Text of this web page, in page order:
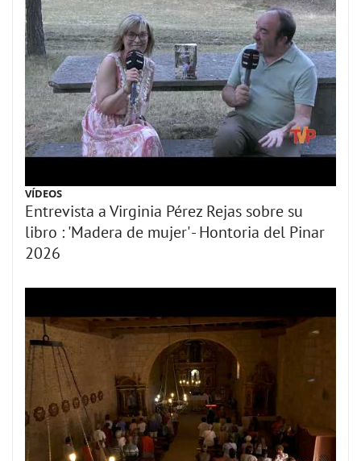
VÍDEOS
Entrevista a Virginia Pérez Rejas sobre su
libro : 'Madera de mujer' - Hontoria del Pinar
2026